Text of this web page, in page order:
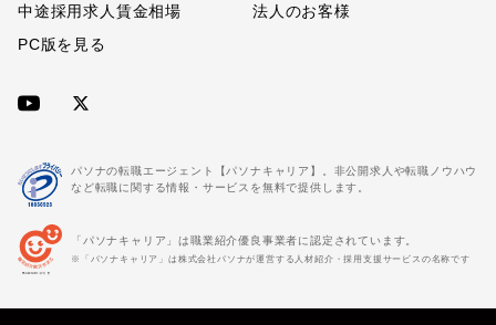
中途採用求人賃金相場
法人のお客様
PC版を見る
パソナの転職エージェント【パソナキャリア】。非公開求人や転職ノウハウ
など転職に関する情報・サービスを無料で提供します。
「パソナキャリア」は職業紹介優良事業者に認定されています。
※「パソナキャリア」は株式会社パソナが運営する人材紹介・採用支援サービスの名称です